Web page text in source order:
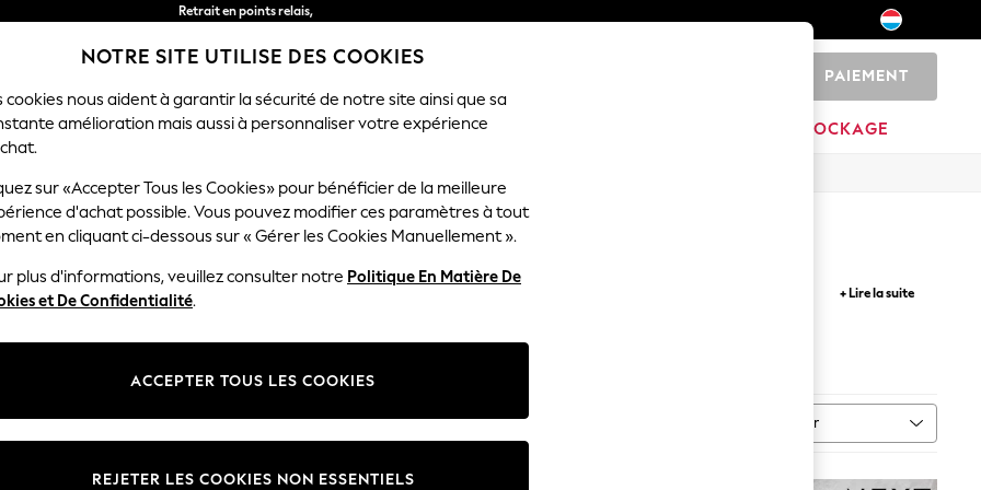
Livraison en 2-3 jours ouvrés*
Retours faciles*
PAIEMENT
FEMME HOMME MAISON DÉSTOCKAGE
CHEMISES POUR FEMME(2493)
tendances en matière de chemises pour femmes. Des chemises blanches classiques aux modèles à volants plus
aux doux Imprimé et Fleuri, donnant à votre garde-robe une ambiance estivale qui sera facilement complétée par
+ Lire la suite
Imprimé Coton Utilitaire Vêtements de travail Casual
Taille Marque en couleur Trier
NOTRE SITE UTILISE DES COOKIES
cookies nous aident à garantir la sécurité de notre site ainsi que sa
amélioration mais aussi à personnaliser votre expérience
sur «Accepter Tous les Cookies» pour bénéficier de la meilleure
d'achat possible. Vous pouvez modifier ces paramètres à tout
en cliquant ci-dessous sur « Gérer les Cookies Manuellement ».
plus d'informations, veuillez consulter notre Politique En Matière De
et De Confidentialité.
ACCEPTER TOUS LES COOKIES
REJETER LES COOKIES NON ESSENTIELS